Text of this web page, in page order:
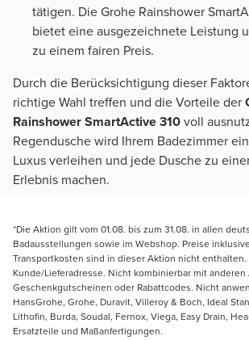
tätigen. Die Grohe Rainshower
bietet eine ausgezeichnete Leistung
zu einem fairen Preis.
Durch die Berücksichtigung dieser
richtige Wahl treffen und die Vorteile der
Rainshower SmartActive 310voll
Regendusche wird Ihrem Badezimmer
Luxus verleihen und jede Dusche zu
Erlebnis machen.
*Die Aktion gilt vom 01.08. bis zum 31.08. in allen
Badausstellungen sowie im Webshop. Preise
Transportkosten sind in dieser Aktion nicht enthalten.
Kunde/Lieferadresse. Nicht kombinierbar mit anderen
Geschenkgutscheinen oder Rabattcodes. Nicht
HansGrohe, Grohe, Duravit, Villeroy & Boch, Ideal
Lithofin, Burda, Soudal, Fernox, Viega, Easy Drain,
Ersatzteile und Maßanfertigungen.